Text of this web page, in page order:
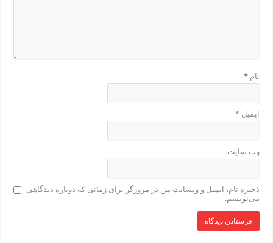
نام*
ایمیل*
وب‌ سایت
ذخیره نام، ایمیل و وبسایت من در مرورگر برای زمانی که دوباره دیدگاهی
می‌نویسم.